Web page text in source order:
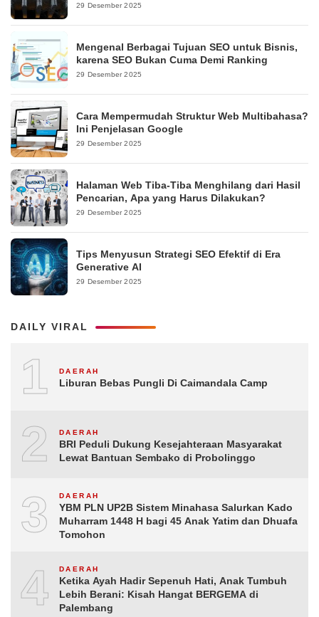
29 Desember 2025
Mengenal Berbagai Tujuan SEO untuk Bisnis,
karena SEO Bukan Cuma Demi Ranking
29 Desember 2025
Cara Mempermudah Struktur Web Multibahasa?
Ini Penjelasan Google
29 Desember 2025
Halaman Web Tiba-Tiba Menghilang dari Hasil
Pencarian, Apa yang Harus Dilakukan?
29 Desember 2025
Tips Menyusun Strategi SEO Efektif di Era
Generative AI
29 Desember 2025
DAILY VIRAL
1 DAERAH
Liburan Bebas Pungli Di Caimandala Camp
2 DAERAH
BRI Peduli Dukung Kesejahteraan Masyarakat
Lewat Bantuan Sembako di Probolinggo
3 DAERAH
YBM PLN UP2B Sistem Minahasa Salurkan Kado
Muharram 1448 H bagi 45 Anak Yatim dan Dhuafa
Tomohon
4 DAERAH
Ketika Ayah Hadir Sepenuh Hati, Anak Tumbuh
Lebih Berani: Kisah Hangat BERGEMA di
Palembang